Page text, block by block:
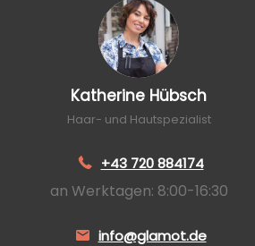
Katherine Hübsch
Haar- und Hautspezialist
+43 720 884174
an Werktagen: 8:00-16:30
info@glamot.de